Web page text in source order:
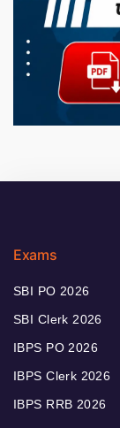
Exams
SBI PO 2026
SBI Clerk 2026
IBPS PO 2026
IBPS Clerk 2026
IBPS RRB 2026